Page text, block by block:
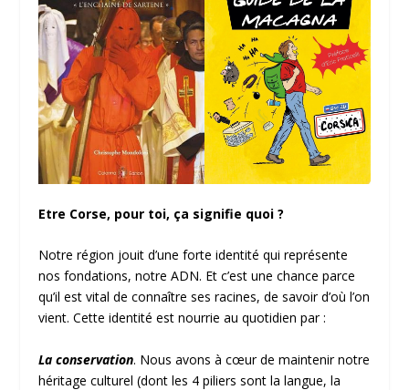
Etre Corse, pour toi, ça signifie quoi ?
Notre région jouit d’une forte identité qui représente
nos fondations, notre ADN. Et c’est une chance parce
qu’il est vital de connaître ses racines, de savoir d’où l’on
vient. Cette identité est nourrie au quotidien par :
La conservation. Nous avons à cœur de maintenir notre
héritage culturel (dont les 4 piliers sont la langue, la